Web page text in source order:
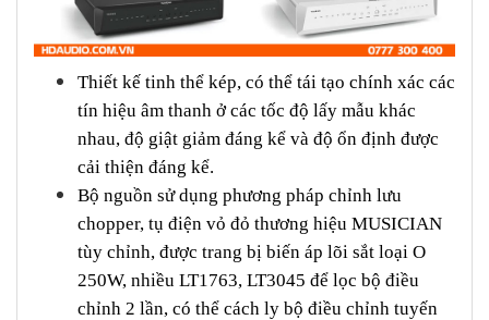
Thiết kế tinh thể kép, có thể tái tạo chính xác các
tín hiệu âm thanh ở các tốc độ lấy mẫu khác
nhau, độ giật giảm đáng kể và độ ổn định được
cải thiện đáng kể.
Bộ nguồn sử dụng phương pháp chỉnh lưu
chopper, tụ điện vỏ đỏ thương hiệu MUSICIAN
tùy chỉnh, được trang bị biến áp lõi sắt loại O
250W, nhiều LT1763, LT3045 để lọc bộ điều
chỉnh 2 lần, có thể cách ly bộ điều chỉnh tuyến